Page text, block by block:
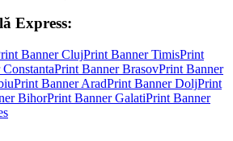
Express:
BannerClujPrint BannerTimisPrint
ConstantaPrint BannerBrasovPrint Banner
Print BannerAradPrint BannerDoljPrint
BihorPrint BannerGalatiPrint Banner